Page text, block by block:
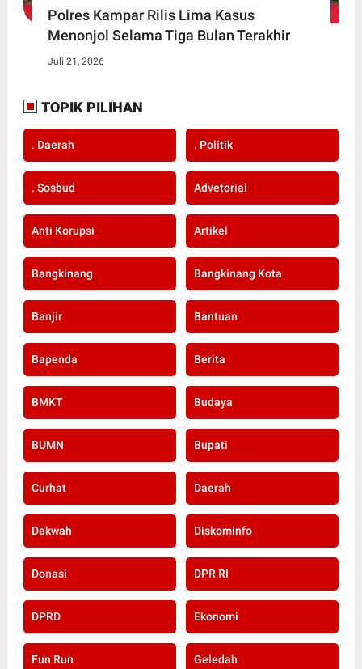
Polres Kampar Rilis Lima Kasus
Menonjol Selama Tiga Bulan Terakhir
Juli 21, 2026
TOPIK PILIHAN
. Daerah . Politik
. Sosbud Advetorial
Anti Korupsi Artikel
Bangkinang Bangkinang Kota
Banjir Bantuan
Bapenda Berita
BMKT Budaya
BUMN Bupati
Curhat Daerah
Dakwah Diskominfo
Donasi DPR RI
DPRD Ekonomi
Fun Run Geledah